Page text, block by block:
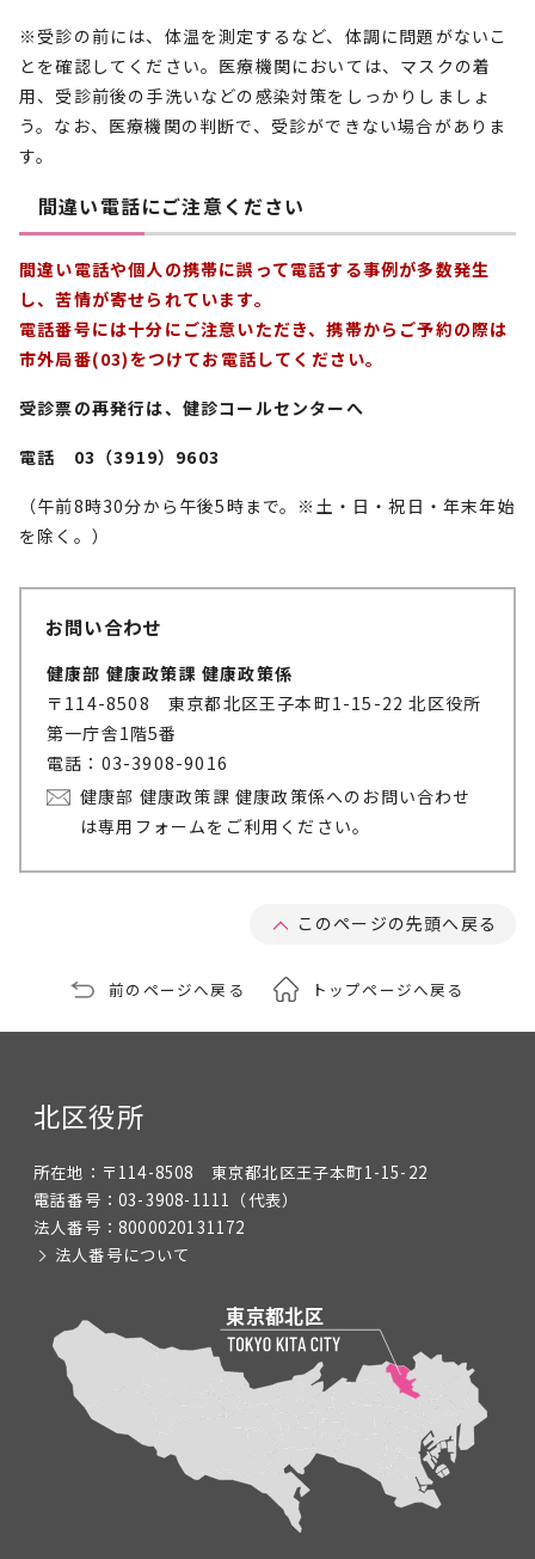
※受診の前には、体温を測定するなど、体調に問題がないこ
とを確認してください。医療機関においては、マスクの着
用、受診前後の手洗いなどの感染対策をしっかりしましょ
う。なお、医療機関の判断で、受診ができない場合がありま
す。
間違い電話にご注意ください
間違い電話や個人の携帯に誤って電話する事例が多数発生
し、苦情が寄せられています。
電話番号には十分にご注意いただき、携帯からご予約の際は
市外局番(03)をつけてお電話してください。
受診票の再発行は、健診コールセンターへ
電話 03（3919）9603
（午前8時30分から午後5時まで。※土・日・祝日・年末年始
を除く。）
お問い合わせ
健康部 健康政策課 健康政策係
〒114-8508 東京都北区王子本町1-15-22 北区役所
第一庁舎1階5番
電話：03-3908-9016
健康部 健康政策課 健康政策係へのお問い合わせ
は専用フォームをご利用ください。
このページの先頭へ戻る
前のページへ戻る トップページへ戻る
北区役所
所在地： 〒114-8508 東京都北区王子本町1-15-22
電話番号： 03-3908-1111 （代表）
法人番号： 8000020131172
法人番号について